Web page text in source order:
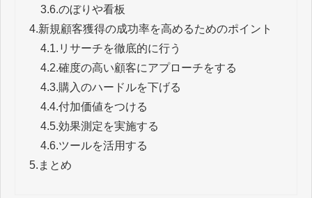
3.6.のぼりや看板
4.新規顧客獲得の成功率を高めるためのポイント
4.1. リサーチを徹底的に行う
4.2.確度の高い顧客にアプローチをする
4.3.購入のハードルを下げる
4.4.付加価値をつける
4.5.効果測定を実施する
4.6.ツールを活用する
5. まとめ